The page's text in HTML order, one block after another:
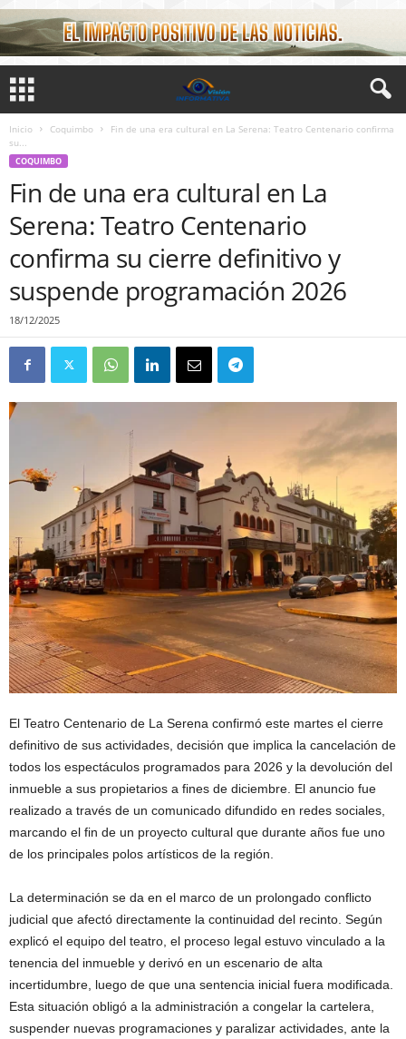
Inicio Coquimbo
Fin de una era cultural en La Serena: Teatro Centenario confirma
su...
COQUIMBO
Fin de una era cultural en La
Serena: Teatro Centenario
confirma su cierre definitivo y
suspende programación 2026
18/12/2025
El Teatro Centenario de La Serena confirmó este martes el cierre
definitivo de sus actividades, decisión que implica la cancelación de
todos los espectáculos programados para 2026 y la devolución del
inmueble a sus propietarios a fines de diciembre. El anuncio fue
realizado a través de un comunicado difundido en redes sociales,
marcando el fin de un proyecto cultural que durante años fue uno
de los principales polos artísticos de la región.
La determinación se da en el marco de un prolongado conflicto
judicial que afectó directamente la continuidad del recinto. Según
explicó el equipo del teatro, el proceso legal estuvo vinculado a la
tenencia del inmueble y derivó en un escenario de alta
incertidumbre, luego de que una sentencia inicial fuera modificada.
Esta situación obligó a la administración a congelar la cartelera,
suspender nuevas programaciones y paralizar actividades, ante la